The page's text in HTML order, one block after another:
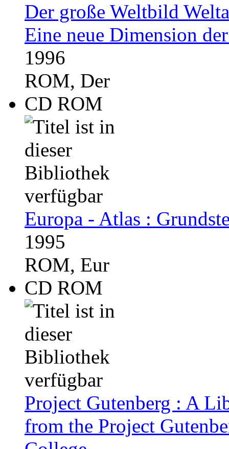
Der große Weltbild
Eine neue Dimension
1996
ROM, Der
CD ROM
Europa - Atlas :
1995
ROM, Eur
CD ROM
Project Gutenberg : A
from the Project